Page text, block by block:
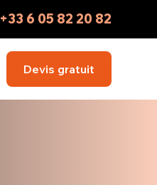
+33 6 05 82 20 82
Devis gratuit